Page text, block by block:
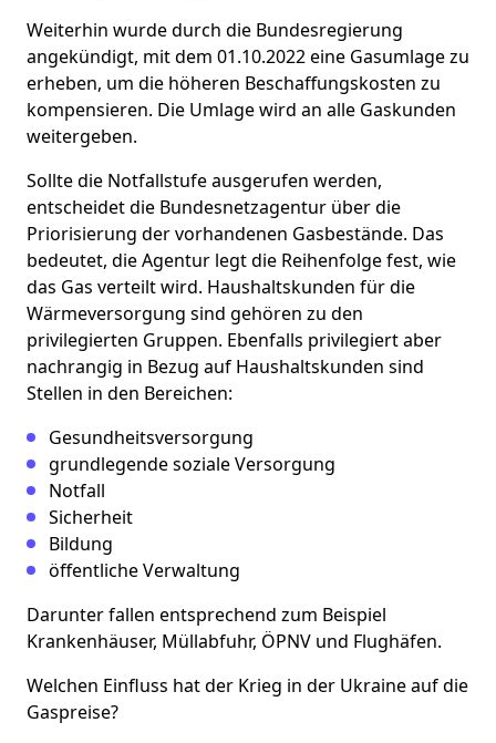
Weiterhin wurde durch die Bundesregierung
angekündigt, mit dem 01.10.2022 eine Gasumlage zu
erheben, um die höheren Beschaffungskosten zu
kompensieren. Die Umlage wird an alle Gaskunden
weitergeben.
Sollte die Notfallstufe ausgerufen werden,
entscheidet die Bundesnetzagentur über die
Priorisierung der vorhandenen Gasbestände. Das
bedeutet, die Agentur legt die Reihenfolge fest, wie
das Gas verteilt wird. Haushaltskunden für die
Wärmeversorgung sind gehören zu den
privilegierten Gruppen. Ebenfalls privilegiert aber
nachrangig in Bezug auf Haushaltskunden sind
Stellen in den Bereichen:
Gesundheitsversorgung
grundlegende soziale Versorgung
Notfall
Sicherheit
Bildung
öffentliche Verwaltung
Darunter fallen entsprechend zum Beispiel
Krankenhäuser, Müllabfuhr, ÖPNV und Flughäfen.
Welchen Einfluss hat der Krieg in der Ukraine auf die
Gaspreise?